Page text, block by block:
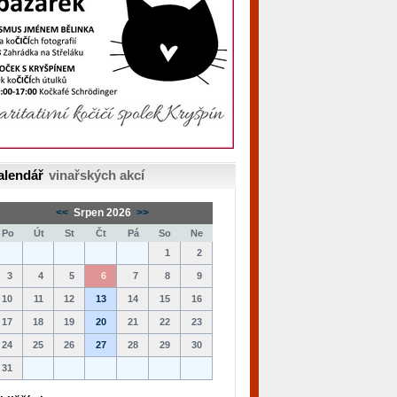
vinařských akcí
<< Srpen 2026 >>
Út St Čt Pá So
Ne
1
2
3 4 5 6 7 8 9
10 11 12 13 14 15 16
17 18 19 20 21 22 23
24 25 26 27 28 29 30
31